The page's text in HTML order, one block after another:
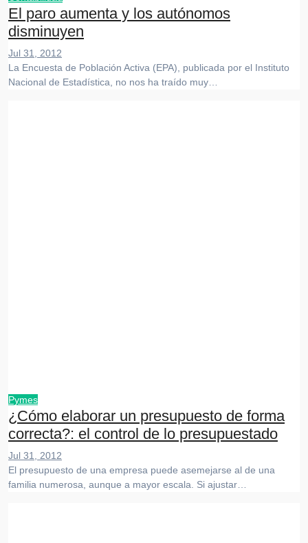
El paro aumenta y los autónomos
disminuyen
Jul 31, 2012
La Encuesta de Población Activa (EPA), publicada por el Instituto
Nacional de Estadística, no nos ha traído muy…
Pymes
¿Cómo elaborar un presupuesto de forma
correcta?: el control de lo presupuestado
Jul 31, 2012
El presupuesto de una empresa puede asemejarse al de una
familia numerosa, aunque a mayor escala. Si ajustar…